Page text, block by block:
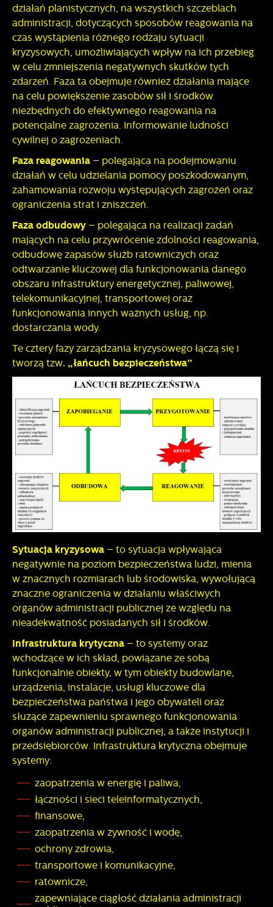
działań planistycznych, na wszystkich szczeblach
administracji, dotyczących sposobów reagowania na
czas wystąpienia różnego rodzaju sytuacji
kryzysowych, umożliwiających wpływ na ich przebieg
w celu zmniejszenia negatywnych skutków tych
zdarzeń. Faza ta obejmuje również działania mające
na celu powiększenie zasobów sił i środków
niezbędnych do efektywnego reagowania na
potencjalne zagrożenia. Informowanie ludności
cywilnej o zagrożeniach.
Faza reagowania – polegająca na podejmowaniu
działań w celu udzielania pomocy poszkodowanym,
zahamowania rozwoju występujących zagrożeń oraz
ograniczenia strat i zniszczeń.
Faza odbudowy – polegająca na realizacji zadań
mających na celu przywrócenie zdolności reagowania,
odbudowę zapasów służb ratowniczych oraz
odtwarzanie kluczowej dla funkcjonowania danego
obszaru infrastruktury energetycznej, paliwowej,
telekomunikacyjnej, transportowej oraz
funkcjonowania innych ważnych usług, np.
dostarczania wody.
Te cztery fazy zarządzania kryzysowego łączą się i
tworzą tzw. „łańcuch bezpieczeństwa”
Sytuacja kryzysowa – to sytuacja wpływająca
negatywnie na poziom bezpieczeństwa ludzi, mienia
w znacznych rozmiarach lub środowiska, wywołującą
znaczne ograniczenia w działaniu właściwych
organów administracji publicznej ze względu na
nieadekwatność posiadanych sił i środków.
Infrastruktura krytyczna – to systemy oraz
wchodzące w ich skład, powiązane ze sobą
funkcjonalnie obiekty, w tym obiekty budowlane,
urządzenia, instalacje, usługi kluczowe dla
bezpieczeństwa państwa i jego obywateli oraz
służące zapewnieniu sprawnego funkcjonowania
organów administracji publicznej, a także instytucji i
przedsiębiorców. Infrastruktura krytyczna obejmuje
systemy:
zaopatrzenia w energię i paliwa,
łączności i sieci teleinformatycznych,
finansowe,
zaopatrzenia w żywność i wodę,
ochrony zdrowia,
transportowe i komunikacyjne,
ratownicze,
zapewniające ciągłość działania administracji